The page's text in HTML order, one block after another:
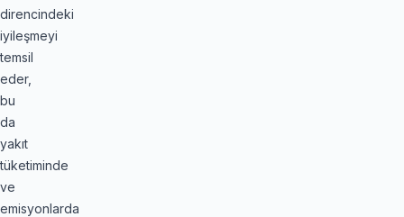
direncindeki
iyileşmeyi
temsil
eder,
bu
da
yakıt
tüketiminde
ve
emisyonlarda